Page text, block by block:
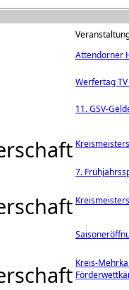
Attendorner
Werfertag
11. GSV-
7.
Kreis-